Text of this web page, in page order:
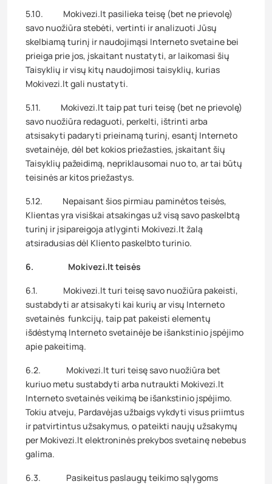
5.10. Mokivezi.lt pasilieka teisę (bet ne prievolę)
savo nuožiūra stebėti, vertinti ir analizuoti Jūsų
skelbiamą turinį ir naudojimąsi Interneto svetaine bei
prieiga prie jos, įskaitant nustatyti, ar laikomasi šių
Taisyklių ir visų kitų naudojimosi taisyklių, kurias
Mokivezi.lt gali nustatyti.
5.11. Mokivezi.lt taip pat turi teisę (bet ne prievolę)
savo nuožiūra redaguoti, perkelti, ištrinti arba
atsisakyti padaryti prieinamą turinį, esantį Interneto
svetainėje, dėl bet kokios priežasties, įskaitant šių
Taisyklių pažeidimą, nepriklausomai nuo to, ar tai būtų
teisinės ar kitos priežastys.
5.12. Nepaisant šios pirmiau paminėtos teisės,
Klientas yra visiškai atsakingas už visą savo paskelbtą
turinį ir įsipareigoja atlyginti Mokivezi.lt žalą
atsiradusias dėl Kliento paskelbto turinio.
6. Mokivezi.lt teisės
6.1. Mokivezi.lt turi teisę savo nuožiūra pakeisti,
sustabdyti ar atsisakyti kai kurių ar visų Interneto
svetainės funkcijų, taip pat pakeisti elementų
išdėstymą Interneto svetainėje be išankstinio įspėjimo
apie pakeitimą.
6.2. Mokivezi.lt turi teisę savo nuožiūra bet
kuriuo metu sustabdyti arba nutraukti Mokivezi.lt
Interneto svetainės veikimą be išankstinio įspėjimo.
Tokiu atveju, Pardavėjas užbaigs vykdyti visus priimtus
ir patvirtintus užsakymus, o pateikti naujų užsakymų
per Mokivezi.lt elektroninės prekybos svetainę nebebus
galima.
6.3. Pasikeitus paslaugų teikimo sąlygoms